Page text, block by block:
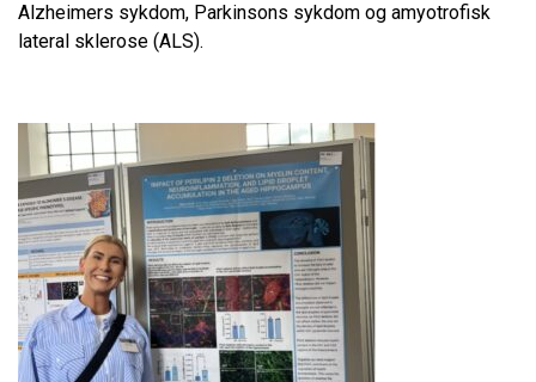
Alzheimers sykdom, Parkinsons sykdom og amyotrofisk
lateral sklerose (ALS).